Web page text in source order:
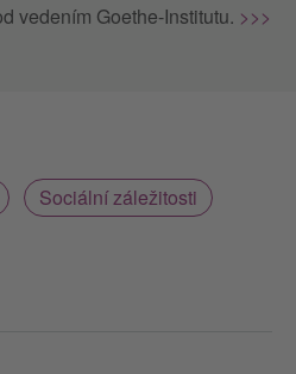
vedením Goethe-Institutu. >>>
Sociální záležitosti